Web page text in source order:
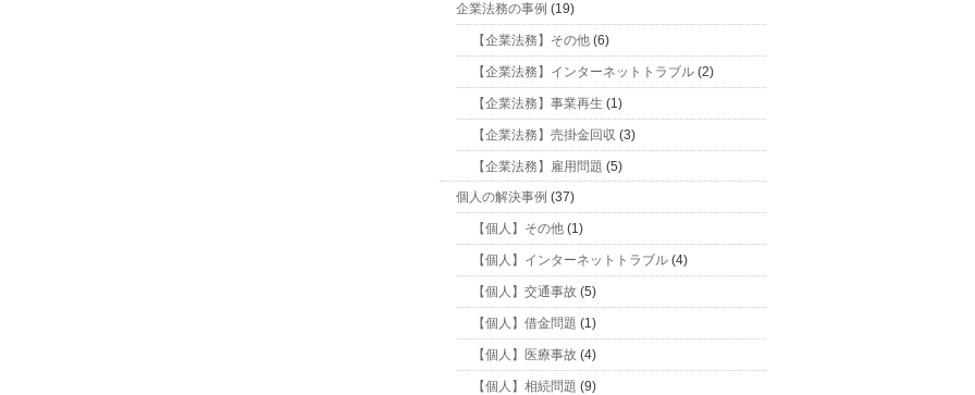
企業法務の事例 (19)
【企業法務】その他 (6)
【企業法務】インターネットトラブル (2)
【企業法務】事業再生 (1)
【企業法務】売掛金回収 (3)
【企業法務】雇用問題 (5)
個人の解決事例 (37)
【個人】その他 (1)
【個人】インターネットトラブル (4)
【個人】交通事故 (5)
【個人】借金問題 (1)
【個人】医療事故 (4)
【個人】相続問題 (9)